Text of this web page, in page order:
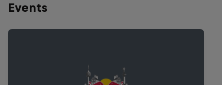
Events